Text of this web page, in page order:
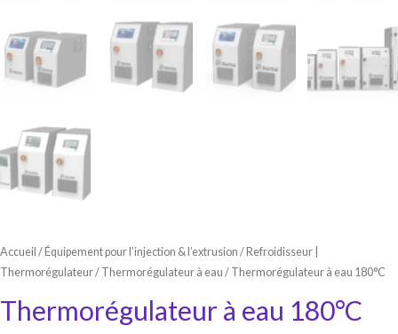
Accueil / Équipement pour l’injection & l’extrusion / Refroidisseur |
Thermorégulateur/ Thermorégulateur à eau / Thermorégulateur à eau 180°C
Thermorégulateur à eau 180°C